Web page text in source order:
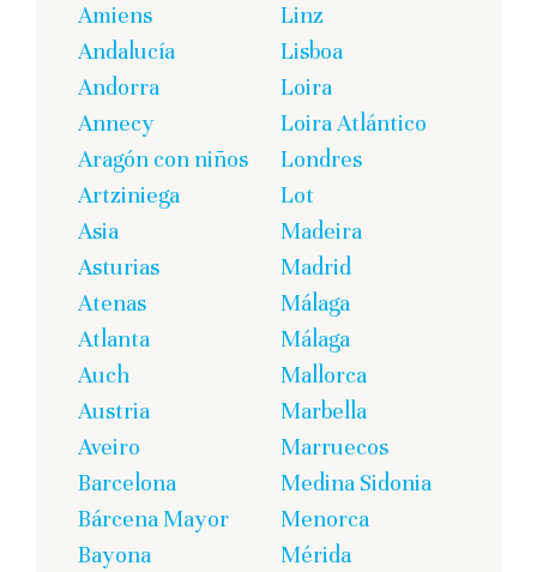
Amiens
Andalucía
Andorra
Annecy
Aragón con niños
Artziniega
Asia
Asturias
Atenas
Atlanta
Auch
Austria
Aveiro
Barcelona
Bárcena Mayor
Bayona
Linz
Lisboa
Loira
Loira Atlántico
Londres
Lot
Madeira
Madrid
Málaga
Málaga
Mallorca
Marbella
Marruecos
Medina Sidonia
Menorca
Mérida